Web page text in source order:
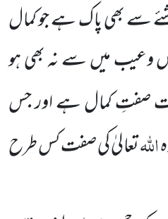
سے بھی پاک ہے جو کمال
وعیب میں سے نہ بھی ہو
صفتِ کمال ہے اور جس
اللہتعالیٰ کی صفت کس طرح